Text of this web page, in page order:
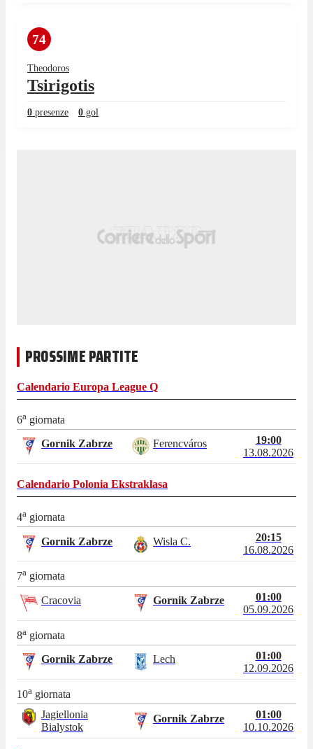
74
Theodoros
Tsirigotis
0 presenze 0 gol
PROSSIME PARTITE
Calendario Europa League Q
6a giornata
Gornik Zabrze Ferencváros
19:00
13.08.2026
Calendario Polonia Ekstraklasa
4a giornata
Gornik Zabrze Wisla C.
20:15
16.08.2026
7a giornata
Cracovia Gornik Zabrze
01:00
05.09.2026
8a giornata
Gornik Zabrze Lech
01:00
12.09.2026
10a giornata
Jagiellonia
Bialystok
Gornik Zabrze
01:00
10.10.2026